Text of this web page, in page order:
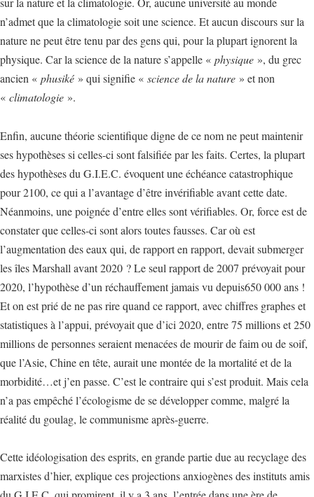
n’admet que la climatologie soit une science. Et aucun discours sur la
nature ne peut être tenu par des gens qui, pour la plupart ignorent la
physique. Car la science de la nature s’appelle « physique », du grec
ancien « phusiké » qui signifie « science de la nature » et non
« climatologie ».
Enfin, aucune théorie scientifique digne de ce nom ne peut maintenir
ses hypothèses si celles-ci sont falsifiée par les faits. Certes, la plupart
des hypothèses du G.I.E.C. évoquent une échéance catastrophique
pour 2100, ce qui a l’avantage d’être invérifiable avant cette date.
Néanmoins, une poignée d’entre elles sont vérifiables. Or, force est de
constater que celles-ci sont alors toutes fausses. Car où est
l’augmentation des eaux qui, de rapport en rapport, devait submerger
les îles Marshall avant 2020 ? Le seul rapport de 2007 prévoyait pour
2020, l’hypothèse d’un réchauffement jamais vu depuis650 000 ans !
Et on est prié de ne pas rire quand ce rapport, avec chiffres graphes et
statistiques à l’appui, prévoyait que d’ici 2020, entre 75 millions et 250
millions de personnes seraient menacées de mourir de faim ou de soif,
que l’Asie, Chine en tête, aurait une montée de la mortalité et de la
morbidité…et j’en passe. C’est le contraire qui s’est produit. Mais cela
n’a pas empêché l’écologisme de se développer comme, malgré la
réalité du goulag, le communisme après-guerre.
Cette idéologisation des esprits, en grande partie due au recyclage des
marxistes d’hier, explique ces projections anxiogènes des instituts amis